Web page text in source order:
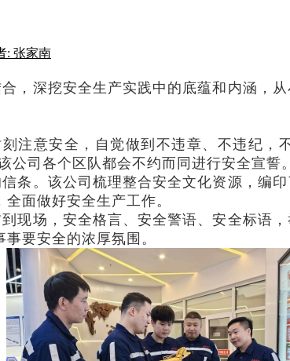
: 张家南
深挖安全生产实践中的底蕴和内涵，
意安全，自觉做到不违章、不违纪，
司各个区队都会不约而同进行安全宣誓。
。该公司梳理整合安全文化资源，编印
面做好安全生产工作。
场，安全格言、安全警语、安全标语
要安全的浓厚氛围。